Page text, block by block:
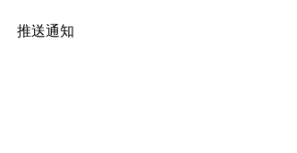
推送通知